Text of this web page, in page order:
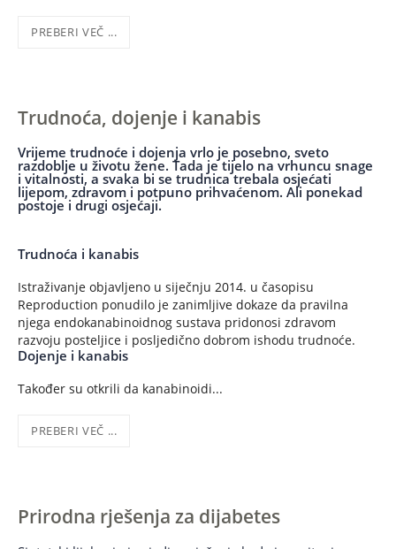
PREBERI VEČ ...
Trudnoća, dojenje i kanabis
Vrijeme trudnoće i dojenja vrlo je posebno, sveto
razdoblje u životu žene. Tada je tijelo na vrhuncu snage
i vitalnosti, a svaka bi se trudnica trebala osjećati
lijepom, zdravom i potpuno prihvaćenom. Ali ponekad
postoje i drugi osjećaji.
Trudnoća i kanabis
Istraživanje objavljeno u siječnju 2014. u časopisu
Reproduction ponudilo je zanimljive dokaze da pravilna
njega endokanabinoidnog sustava pridonosi zdravom
razvoju posteljice i posljedično dobrom ishodu trudnoće.
Dojenje i kanabis
Također su otkrili da kanabinoidi...
PREBERI VEČ ...
Prirodna rješenja za dijabetes